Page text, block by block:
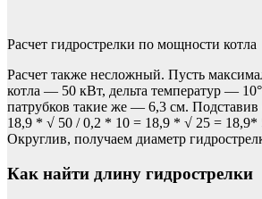
Расчет гидрострелки по мощности котла
Расчет также несложный. Пусть
котла — 50 кВт, дельта температур —
патрубков такие же — 6,3 см.
18,9 * √ 50 / 0,2 * 10 = 18,9 * √ 25 = 18,9*
Округлив, получаем диаметр
Как найти длину гидрострелки